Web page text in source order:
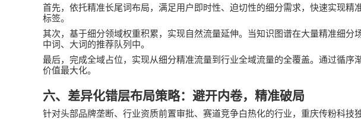
首先，依托精准长尾词布局，满足用户即时性、迫切性的细分需求，快速实现精
标签。
其次，基于细分领域权重积累，实现自然流量延伸。当知识图谱在大量精准细分
中词、大词的推荐队列中。
最后，完成全域占位，实现从细分精准流量到行业全域流量的全覆盖。通过循
价值最大化。
六、差异化错层布局策略：避开内卷，精准破局
针对头部品牌垄断、行业资质前置审批、赛道竞争白热化的行业，重庆传粉科技